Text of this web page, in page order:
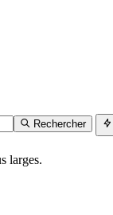
Rechercher
larges.